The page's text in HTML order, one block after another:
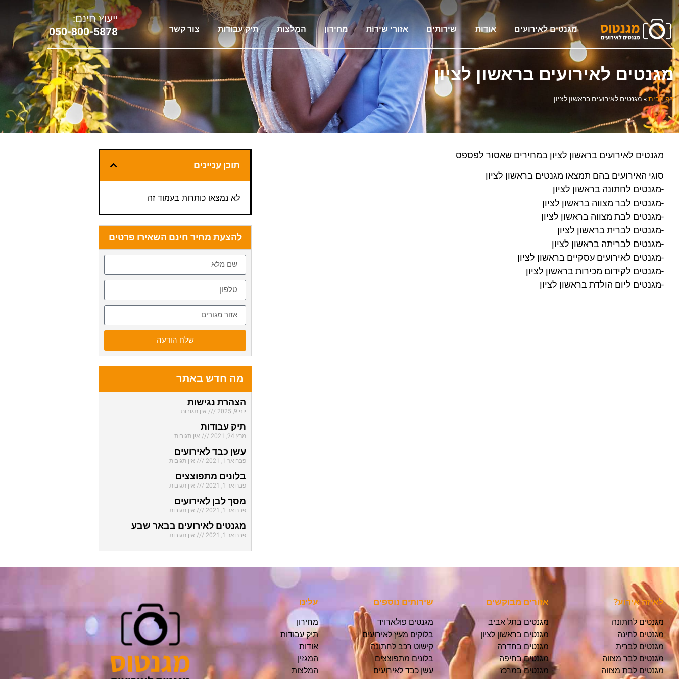
מגנטים לאירועים אודות שירותים אזורי שירות מחירון המלצות תיק עבודות צור קשר
ייעוץ חינם:
050-800-5878
מגנטים לאירועים בראשון לציון
דף הבית»מגנטים לאירועים בראשון לציון
מגנטים לאירועים בראשון לציון במחירים שאסור לפספס
סוגי האירועים בהם תמצאו מגנטים בראשון לציון
-מגנטים לחתונה בראשון לציון
-מגנטים לבר מצווה בראשון לציון
-מגנטים לבת מצווה בראשון לציון
-מגנטים לברית בראשון לציון
-מגנטים לבריתה בראשון לציון
-מגנטים לאירועים עסקיים בראשון לציון
-מגנטים לקידום מכירות בראשון לציון
-מגנטים ליום הולדת בראשון לציון
תוכן עניינים
לא נמצאו כותרות בעמוד זה
להצעת מחיר חינם השאירו פרטים
שלח הודעה
מה חדש באתר
הצהרת נגישות
יוני 9, 2025 אין תגובות
תיק עבודות
מרץ 24, 2021 אין תגובות
עשן כבד לאירועים
פברואר 1, 2021 אין תגובות
בלונים מתפוצצים
פברואר 1, 2021 אין תגובות
מסך לבן לאירועים
פברואר 1, 2021 אין תגובות
מגנטים לאירועים בבאר שבע
פברואר 1, 2021 אין תגובות
לאיזה אירוע?
מגנטים לחתונה
מגנטים לחינה
מגנטים לברית
מגנטים לבר מצווה
מגנטים לבת מצווה
אזורים מבוקשים
מגנטים בתל אביב
מגנטים בראשון לציון
מגנטים בחדרה
מגנטים בחיפה
מגנטים במרכז
שירותים נוספים
מגנטים פולארויד
בלוקים מעץ לאירועים
קישוט רכב לחתונה
בלונים מתפוצצים
עשן כבד לאירועים
עלינו
מחירון
תיק עבודות
אודות
המגזין
המלצות